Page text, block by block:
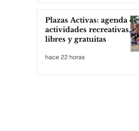
Plazas Activas: agenda de
actividades recreativas,
libres y gratuitas
hace 22 horas